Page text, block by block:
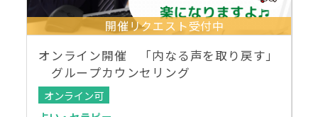
開催リクエスト受付中
オンライン開催 「内なる声を取り戻す」
グループカウンセリング
オンライン可